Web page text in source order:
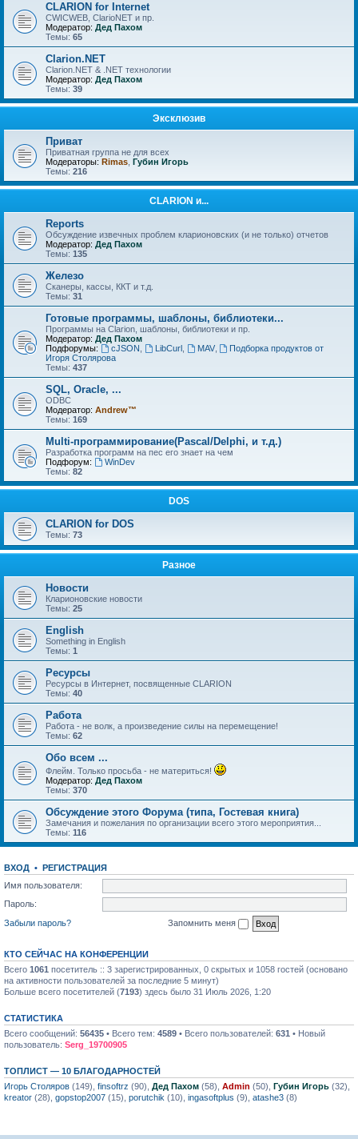
CLARION for Internet
CWICWEB, ClarioNET и пр.
Модератор: Дед Пахом
Темы: 65
Clarion.NET
Clarion.NET & .NET технологии
Модератор: Дед Пахом
Темы: 39
Эксклюзив
Приват
Приватная группа не для всех
Модераторы: Rimas
Губин Игорь
Темы: 216
CLARION и...
Reports
Обсуждение извечных проблем кларионовских (и не только) отчетов
Модератор: Дед Пахом
Темы: 135
Железо
Сканеры, кассы, ККТ и т.д.
Темы: 31
Готовые программы, шаблоны, библиотеки...
Программы на Clarion, шаблоны, библиотеки и пр.
Модератор: Дед Пахом
Подфорумы:
cJSON LibCurl MAV,
Подборка продуктов от
Игоря Столярова
Темы: 437
SQL, Oracle, ...
ODBC
Модератор: Andrew™
Темы: 169
Multi-программирование(Pascal/Delphi, и т.д.)
Разработка программ на пес его знает на чем
Подфорум:
WinDev
Темы: 82
DOS
CLARION for DOS
Темы: 73
Разное
Новости
Кларионовские новости
Темы: 25
English
Something in English
Темы: 1
Ресурсы
Ресурсы в Интернет, посвященные CLARION
Темы: 40
Работа
Работа - не волк, а произведение силы на перемещение!
Темы: 62
Обо всем ...
Флейм. Только просьба - не материться!
Модератор: Дед Пахом
Темы: 370
Обсуждение этого Форума (типа, Гостевая книга)
Замечания и пожелания по организации всего этого мероприятия...
Темы: 116
ВХОД •
РЕГИСТРАЦИЯ
Имя пользователя:
Пароль:
Забыли пароль?
Запомнить меня
КТО СЕЙЧАС НА КОНФЕРЕНЦИИ
Всего 1061 посетитель :: 3 зарегистрированных, 0 скрытых и 1058 гостей (основано
на активности пользователей за последние 5 минут)
Больше всего посетителей (7193) здесь было 31 Июль 2026, 1:20
СТАТИСТИКА
Всего сообщений: 56435 • Всего тем: 4589 • Всего пользователей: 631 • Новый
пользователь: Serg_19700905
ТОПЛИСТ — 10 БЛАГОДАРНОСТЕЙ
Игорь Столяров (149), finsoftrz (90), Дед Пахом (58), Admin (50), Губин Игорь (32),
kreator (28), gopstop2007 (15), porutchik (10), ingasoftplus (9), atashe3 (8)